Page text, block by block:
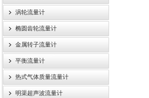
涡轮流量计
椭圆齿轮流量计
金属转子流量计
平衡流量计
热式气体质量流量计
明渠超声波流量计